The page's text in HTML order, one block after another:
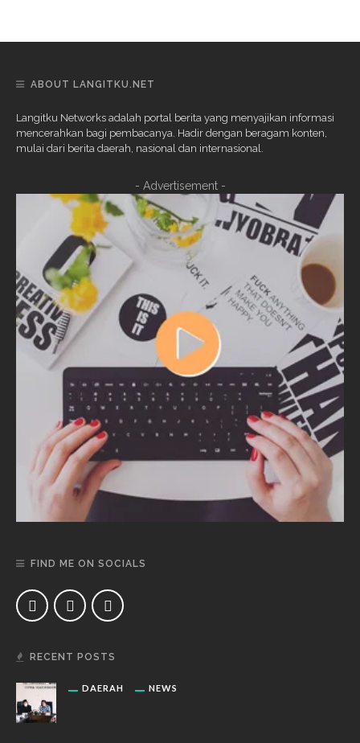
ABOUT LANGITKU.NET
Langitku Networks adalah portal berita yang menyajikan informasi
mencerahkan bagi pembacanya. Hadir dengan beragam konten,
mulai dari berita daerah, nasional dan internasional.
- Advertisement -
FIND ME ON SOCIALS
RECENT POSTS
DAERAH NEWS